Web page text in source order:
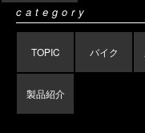
category
TOPIC バイク
製品紹介